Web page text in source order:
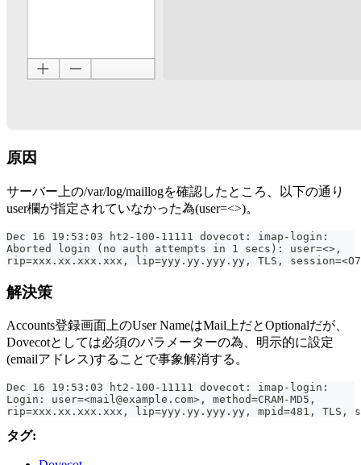
原因
サーバー上の/var/log/maillogを確認したところ、以下の通り
user欄が指定されていなかった為(user=<>)。
Dec 16 19:53:03 ht2-100-11111 dovecot: imap-login:
Aborted login (no auth attempts in 1 secs): user=<>,
rip=xxx.xx.xxx.xxx, lip=yyy.yy.yyy.yy, TLS,
解決策
Accounts登録画面上のUser NameはMail上だとOptionalだが、
Dovecotとしては必須のパラメーターの為、明示的に設定
(emailアドレス)することで事象解消する。
Dec 16 19:53:03 ht2-100-11111 dovecot: imap-login:
Login: user=<mail@example.com>, method=CRAM-MD5,
rip=xxx.xx.xxx.xxx, lip=yyy.yy.yyy.yy, mpid=481, TLS,
タグ: